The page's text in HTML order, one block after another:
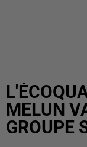
MELUN
GROUPE